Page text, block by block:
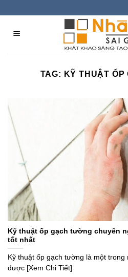
content
TAG: KỸ THUẬT ỐP
Kỹ thuật ốp gạch tường chuyên
tốt nhất
Kỹ thuật ốp gạch tường là một
được [Xem Chi Tiết]